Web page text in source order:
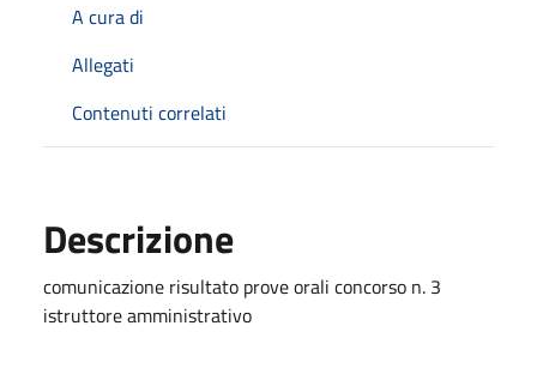
A cura di
Allegati
Contenuti correlati
Descrizione
comunicazione risultato prove orali concorso n. 3
istruttore amministrativo